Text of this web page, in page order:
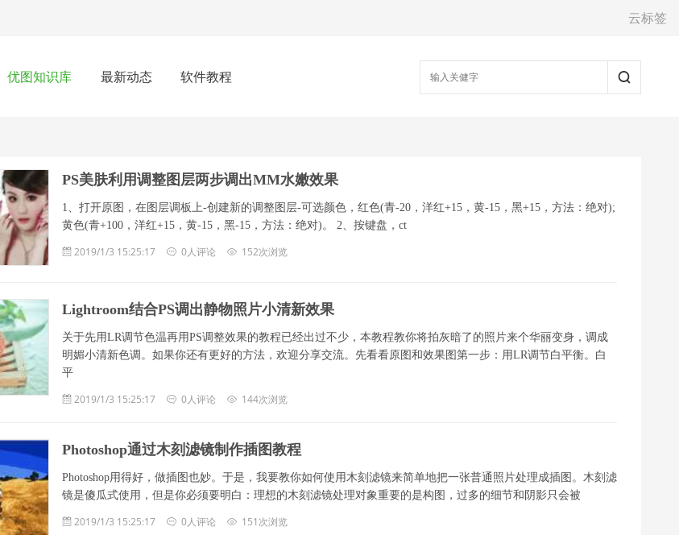
云标签
优图知识库 最新动态 软件教程
PS美肤利用调整图层两步调出MM水嫩效果
1、打开原图，在图层调板上-创建新的调整图层-可选颜色，红色(青-20，洋红+15，黄-15，黑+15，方法：绝对);
黄色(青+100，洋红+15，黄-15，黑-15，方法：绝对)。 2、按键盘，ct
2019/1/3 15:25:17 0人评论 152次浏览
Lightroom结合PS调出静物照片小清新效果
关于先用LR调节色温再用PS调整效果的教程已经出过不少，本教程教你将拍灰暗了的照片来个华丽变身，调成
明媚小清新色调。如果你还有更好的方法，欢迎分享交流。先看看原图和效果图第一步：用LR调节白平衡。白
平
2019/1/3 15:25:17 0人评论 144次浏览
Photoshop通过木刻滤镜制作插图教程
Photoshop用得好，做插图也妙。于是，我要教你如何使用木刻滤镜来简单地把一张普通照片处理成插图。木刻滤
镜是傻瓜式使用，但是你必须要明白：理想的木刻滤镜处理对象重要的是构图，过多的细节和阴影只会被
2019/1/3 15:25:17 0人评论 151次浏览